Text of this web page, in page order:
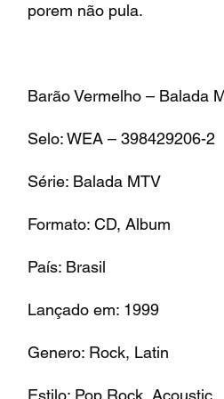
porem não pula.
Barão Vermelho – Balada
Selo: WEA – 398429206-2
Série: Balada MTV
Formato: CD, Album
País: Brasil
Lançado em: 1999
Genero: Rock, Latin
Estilo: Pop Rock, Acoustic